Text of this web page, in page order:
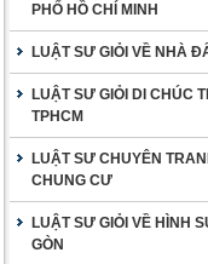
PHỐ HỒ CHÍ MINH
LUẬT SƯ GIỎI VỀ NHÀ
LUẬT SƯ GIỎI DI CHÚC
TPHCM
LUẬT SƯ CHUYÊN
CHUNG CƯ
LUẬT SƯ GIỎI VỀ HÌNH
GÒN